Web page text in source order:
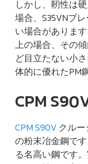
しかし、靭性は
場合、S35VNブ
い場合がありま
上の場合、その
ど目立たない小
体的に優れたPM
CPM
CPM S90V クル
の粉末冶金鋼で
る名高い鋼です